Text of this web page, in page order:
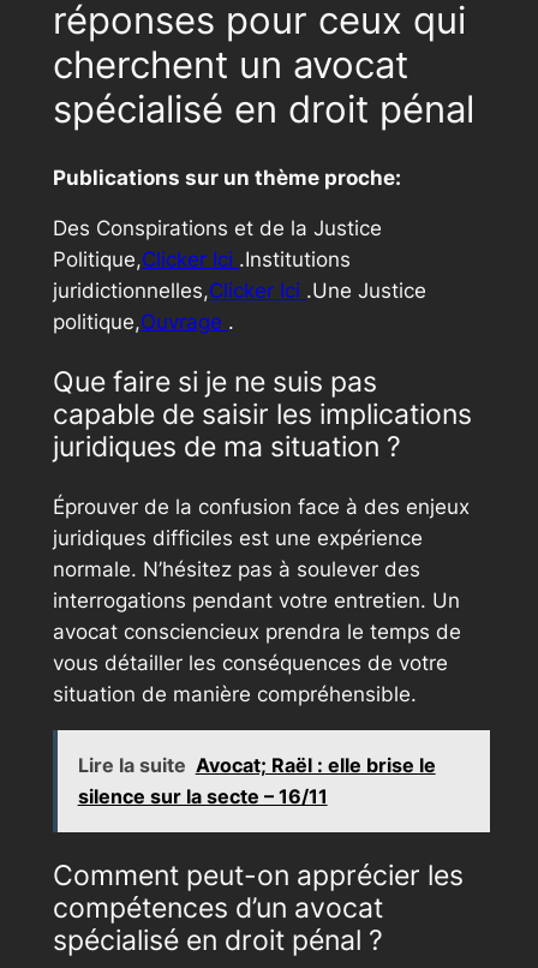
réponses pour ceux qui
cherchent un avocat
spécialisé en droit pénal
Publications sur un thème proche:
Des Conspirations et de la Justice
Politique,Clicker Ici .Institutions
juridictionnelles,Clicker Ici .Une Justice
politique,Ouvrage .
Que faire si je ne suis pas
capable de saisir les implications
juridiques de ma situation ?
Éprouver de la confusion face à des enjeux
juridiques difficiles est une expérience
normale. N’hésitez pas à soulever des
interrogations pendant votre entretien. Un
avocat consciencieux prendra le temps de
vous détailler les conséquences de votre
situation de manière compréhensible.
Lire la suite Avocat; Raël : elle brise le
silence sur la secte – 16/11
Comment peut-on apprécier les
compétences d’un avocat
spécialisé en droit pénal ?